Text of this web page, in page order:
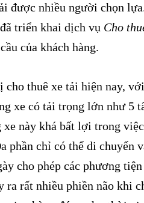
được nhiều người chọn
triển khai dịch vụ Cho
của khách hàng.
cho thuê xe tải hiện nay,
xe có tải trọng lớn như 5
xe này khá bất lợi trong
chỉ có thể di chuyển
cho phép các phương
ra rất nhiều phiền não khi